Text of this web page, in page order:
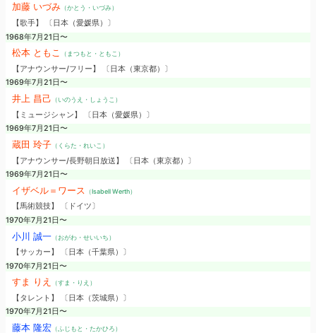
加藤 いづみ（かとう・いづみ）
【歌手】 〔日本（愛媛県）〕
1968年7月21日〜
松本 ともこ （まつもと・ともこ）
【アナウンサー/フリー】 〔日本（東京都）〕
1969年7月21日〜
井上 昌己 （いのうえ・しょうこ）
【ミュージシャン】 〔日本（愛媛県）〕
1969年7月21日〜
蔵田 玲子（くらた・れいこ）
【アナウンサー/長野朝日放送】 〔日本（東京都）〕
1969年7月21日〜
イザベル＝ワース （Isabell Werth）
【馬術競技】 〔ドイツ〕
1970年7月21日〜
小川 誠一（おがわ・せいいち）
【サッカー】 〔日本（千葉県）〕
1970年7月21日〜
すま りえ （すま・りえ）
【タレント】 〔日本（茨城県）〕
1970年7月21日〜
藤本 隆宏（ふじもと・たかひろ）